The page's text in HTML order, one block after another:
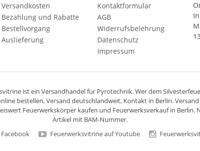
Versandkosten
Bezahlung und Rabatte
Bestellvorgang
Auslieferung
Kontaktformular
AGB
Widerrufsbelehrung
Datenschutz
Impressum
ist ein Versandhandelfür Pyrotechnik. Wer dem
bestellen,Versand deutschlandweit, Kontakt in Berlin.
Feuerwerkskörperkaufen und Feuerwerksverkauf in Berlin.
Artikel mit BAM-Nummer.
Feuerwerksvitrine auf Youtube